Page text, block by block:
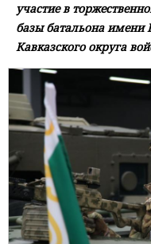
участие в
базы батальона имени
Кавказского округа